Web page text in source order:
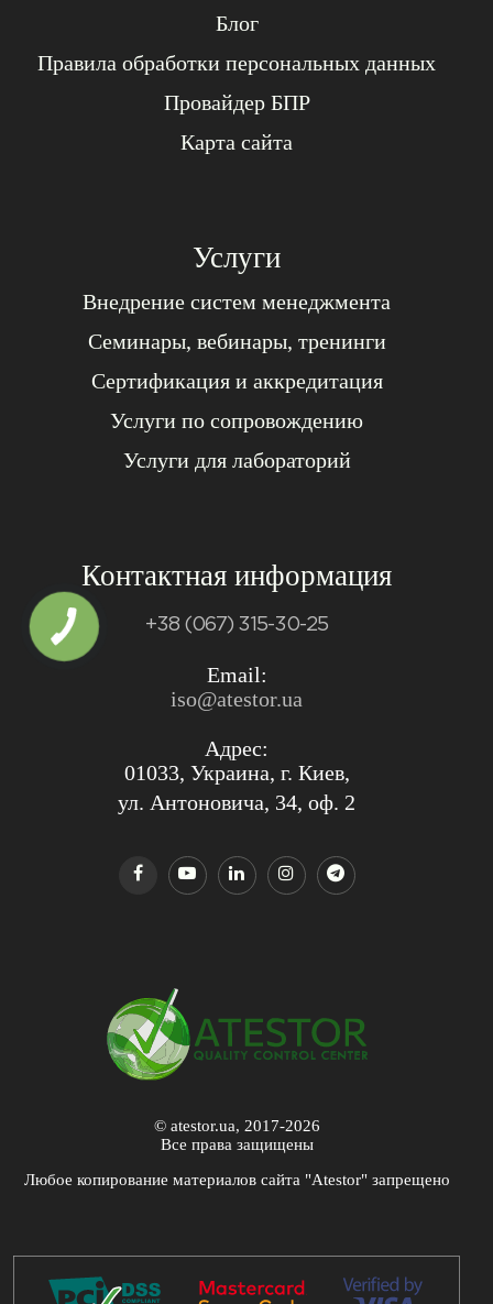
Блог
Правила обработки персональных данных
Провайдер БПР
Карта сайта
Услуги
Внедрение систем менеджмента
Семинары, вебинары, тренинги
Сертификация и аккредитация
Услуги по сопровождению
Услуги для лабораторий
Контактная информация
+38 (067) 315-30-25
Email:
iso@atestor.ua
Адрес:
01033, Украина, г. Киев,
ул. Антоновича, 34, оф. 2
© atestor.ua, 2017-2026
Все права защищены
Любое копирование материалов сайта "Atestor" запрещено